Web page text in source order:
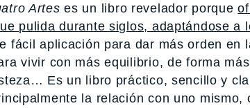
Artes es un libro revelador porque
pulida durante siglos, adaptándose
fácil aplicación para dar más orden en
vivir con más equilibrio, de forma
Es un libro práctico, sencillo y
la relación con uno